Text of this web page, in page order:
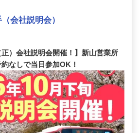
会社説明会）
正）会社説明会開催！】新山営業所
なしで当日参加OK！